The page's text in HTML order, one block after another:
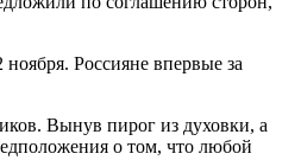
Россияне впервые за
Вынув пирог из духовки, а
о том, что любой